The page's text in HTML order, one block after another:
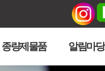
종량제물품 알림마당